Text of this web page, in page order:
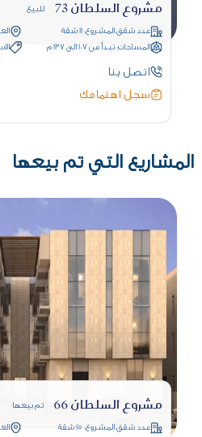
مشروع السلطان 73 للبيع
عدد شقق المشروع: 11 شقة
المساحات: تبدأ من 107 الى 137 م
اتصل بنا
سجل اهتمامك
المشاريع التي تم بيعها
مشروع السلطان 66 تم بيعها
عدد شقق المشروع: 15 شقة